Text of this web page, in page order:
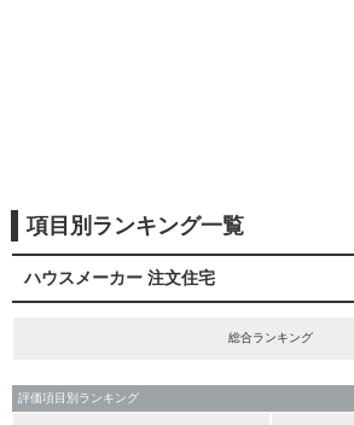
項目別ランキング一覧
ハウスメーカー 注文住宅
総合ランキング
評価項目別ランキング